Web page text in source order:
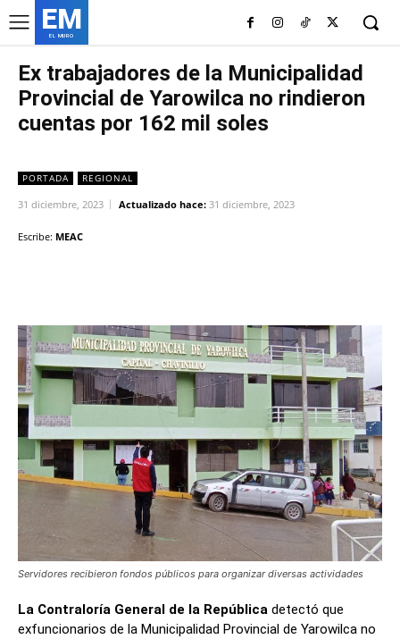
EM
EL MURO
Ex trabajadores de la Municipalidad
Provincial de Yarowilca no rindieron
cuentas por 162 mil soles
PORTADA REGIONAL
31 diciembre, 2023 Actualizado hace: 31 diciembre, 2023
Escribe: MEAC
Servidores recibieron fondos públicos para organizar diversas actividades
La Contraloría General de la República detectó que
exfuncionarios de la Municipalidad Provincial de Yarowilca no